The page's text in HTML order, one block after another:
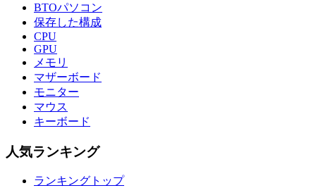
BTOパソコン
保存した構成
CPU
GPU
メモリ
マザーボード
モニター
マウス
キーボード
人気ランキング
ランキングトップ